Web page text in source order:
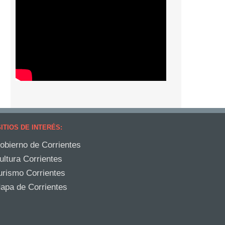
DE INTERÉS:
de Corrientes
Corrientes
Corrientes
de Corrientes